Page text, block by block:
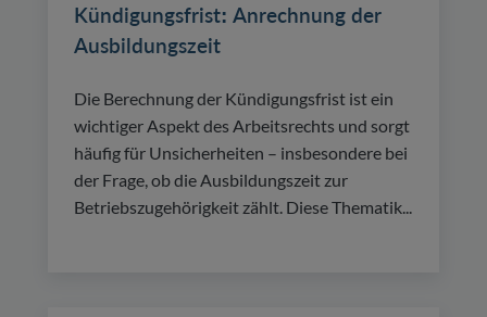
Kündigungsfrist: Anrechnung der
Ausbildungszeit
Die Berechnung der Kündigungsfrist ist ein
wichtiger Aspekt des Arbeitsrechts und sorgt
häufig für Unsicherheiten – insbesondere bei
der Frage, ob die Ausbildungszeit zur
Betriebszugehörigkeit zählt. Diese Thematik...